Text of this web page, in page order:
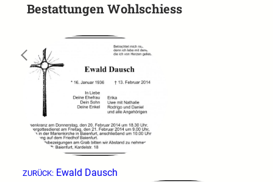
Bestattungen Wohlschiess
←
ZURÜCK: Ewald Dausch